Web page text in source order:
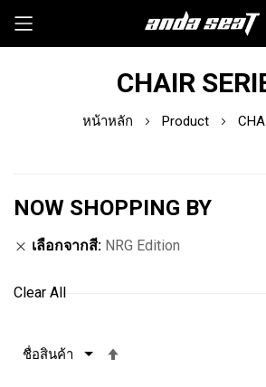
CHAIR
หน้าหลัก Product
NOW SHOPPING BY
เลือกจากสี NRG Edition
Clear All